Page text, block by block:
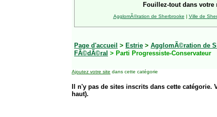
Fouillez-tout dans votre
AgglomÃ©ration de Sherbrooke | Ville de
Page d'accueil > Estrie > AgglomÃ©ration de
FÃ©dÃ©ral > Parti Progressiste-Conservateur
Ajoutez votre site dans cette catégorie
Il n'y pas de sites inscrits dans cette
haut).